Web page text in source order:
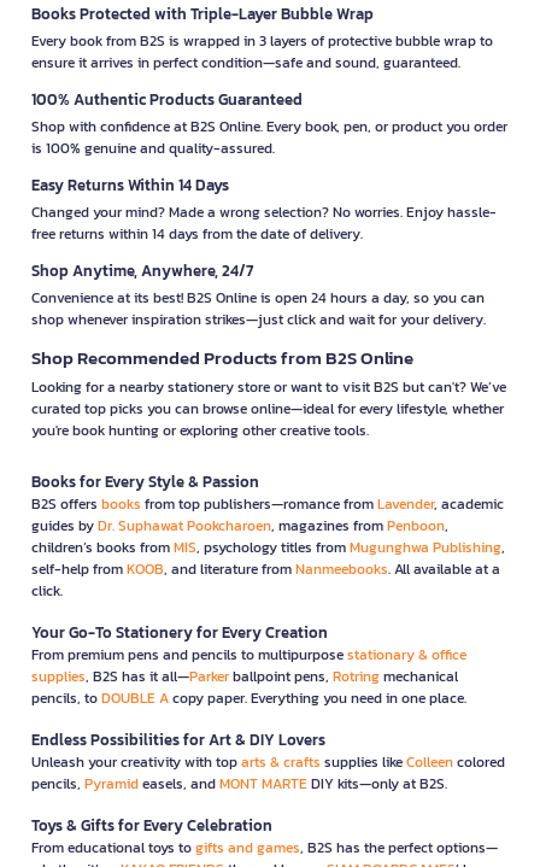
Books Protected with Triple-Layer Bubble Wrap
Every book from B2S is wrapped in 3 layers of protective bubble wrap to
ensure it arrives in perfect condition—safe and sound, guaranteed.
100% Authentic Products Guaranteed
Shop with confidence at B2S Online. Every book, pen, or product you order
is 100% genuine and quality-assured.
Easy Returns Within 14 Days
Changed your mind? Made a wrong selection? No worries. Enjoy hassle-
free returns within 14 days from the date of delivery.
Shop Anytime, Anywhere, 24/7
Convenience at its best! B2S Online is open 24 hours a day, so you can
shop whenever inspiration strikes—just click and wait for your delivery.
Shop Recommended Products from B2S Online
Looking for a nearby stationery store or want to visit B2S but can't? We’ve
curated top picks you can browse online—ideal for every lifestyle, whether
you're book hunting or exploring other creative tools.
Books for Every Style & Passion
B2S offers books from top publishers—romance fromLavender, academic
guides byDr. Suphawat Pookcharoen, magazines fromPenboon,
children’s books fromMIS, psychology titles fromMugunghwa Publishing,
self-help fromKOOB, and literature fromNanmeebooks. All available at a
click.
Your Go-To Stationery for Every Creation
From premium pens and pencils to multipurposestationary & office
supplies, B2S has it all—Parkerballpoint pens, Rotringmechanical
pencils, toDOUBLE Acopy paper. Everything you need in one place.
Endless Possibilities for Art & DIY Lovers
Unleash your creativity with toparts & crafts supplies likeColleencolored
pencils, Pyramideasels, andMONT MARTEDIY kits—only at B2S.
Toys & Gifts for Every Celebration
From educational toys togifts and games, B2S has the perfect options—